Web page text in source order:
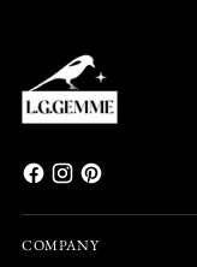
COMPANY